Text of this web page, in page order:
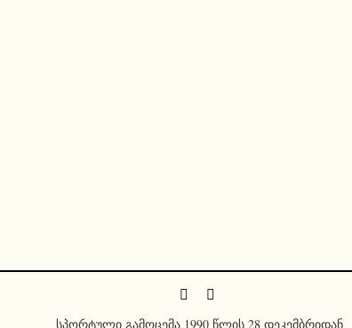
სპორტული გამოცემა 1990 წლის 28 დეკემბრიდან